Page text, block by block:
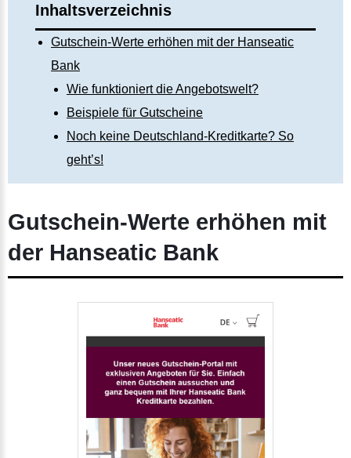
Inhaltsverzeichnis
Gutschein-Werte erhöhen mit der Hanseatic
Bank
Wie funktioniert die Angebotswelt?
Beispiele für Gutscheine
Noch keine Deutschland-Kreditkarte? So
geht’s!
Gutschein-Werte erhöhen mit
der Hanseatic Bank